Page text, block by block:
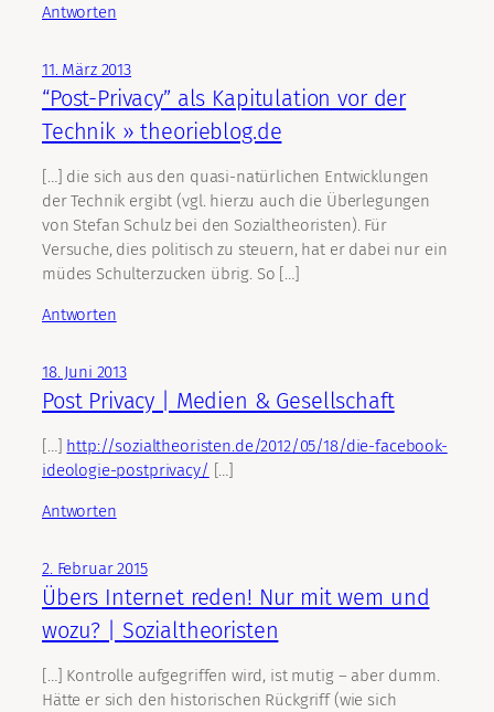
Antworten
11. März 2013
“Post-Privacy” als Kapitulation vor der
Technik » theorieblog.de
[…] die sich aus den quasi-natürlichen Entwicklungen
der Technik ergibt (vgl. hierzu auch die Überlegungen
von Stefan Schulz bei den Sozialtheoristen). Für
Versuche, dies politisch zu steuern, hat er dabei nur ein
müdes Schulterzucken übrig. So […]
Antworten
18. Juni 2013
Post Privacy | Medien & Gesellschaft
[…] http://sozialtheoristen.de/2012/05/18/die-facebook-
ideologie-postprivacy/ […]
Antworten
2. Februar 2015
Übers Internet reden! Nur mit wem und
wozu? | Sozialtheoristen
[…] Kontrolle aufgegriffen wird, ist mutig – aber dumm.
Hätte er sich den historischen Rückgriff (wie sich